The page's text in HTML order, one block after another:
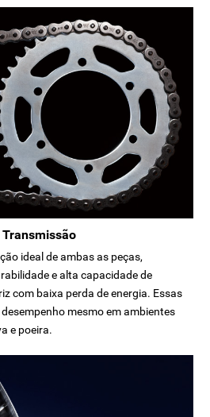
ideal de ambas as peças,
e alta capacidade de
com baixa perda de energia. Essas
mesmo em ambientes
e poeira.